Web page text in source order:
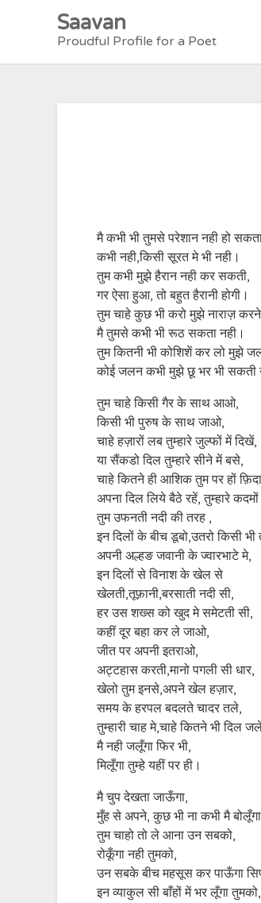
Saavan
Proudful Profile for a Poet
मै कभी भी तुमसे परेशान नही हो
कभी नही,किसी सूरत मे भी नही।
तुम कभी मुझे हैरान नही कर सकती,
गर ऐसा हुआ, तो बहुत हैरानी होगी।
तुम चाहे कुछ भी करो मुझे नाराज़
मै तुमसे कभी भी रूठ सकता नही।
तुम कितनी भी कोशिशें कर लो मुझे
कोई जलन कभी मुझे छू भर भी सकती
तुम चाहे किसी गैर के साथ आओ,
किसी भी पुरुष के साथ जाओ,
चाहे हज़ारों लब तुम्हारे जुल्फों में दिखें,
या सैंकडो दिल तुम्हारे सीने में बसे,
चाहे कितने ही आशिक तुम पर हों
अपना दिल लिये बैठे रहें, तुम्हारे
तुम उफनती नदी की तरह ,
इन दिलों के बीच डूबो,उतरो किसी भी
अपनी अल्हङ जवानी के ज्वारभाटे मे,
इन दिलों से विनाश के खेल से
खेलती,तूफ़ानी,बरसाती नदी सी,
हर उस शख्स को खुद मे समेटती सी,
कहीं दूर बहा कर ले जाओ,
जीत पर अपनी इतराओ,
अट्टहास करती,मानो पगली सी धार,
खेलो तुम इनसे,अपने खेल हज़ार,
समय के हरपल बदलते चादर तले,
तुम्हारी चाह मे,चाहे कितने भी दिल
मै नही जलूँगा फिर भी,
मिलूँगा तुम्हे यहीं पर ही।
मै चुप देखता जाऊँगा,
मुँह से अपने, कुछ भी ना कभी मै
तुम चाहो तो ले आना उन सबको,
रोकूँगा नही तुमको,
उन सबके बीच महसूस कर पाऊँगा
इन व्याकुल सी बाँहों में भर लूँगा तुमको,